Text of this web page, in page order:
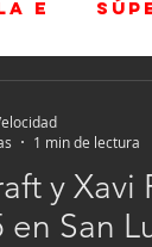
E
FIA
y Xavi
en San
1 min de lectura